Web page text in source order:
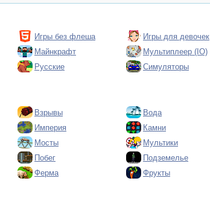
Игры без флеша Игры для девочек
Майнкрафт Мультиплеер (IO)
Русские Симуляторы
Взрывы Вода
Империя Камни
Мосты Мультики
Побег Подземелье
Ферма Фрукты